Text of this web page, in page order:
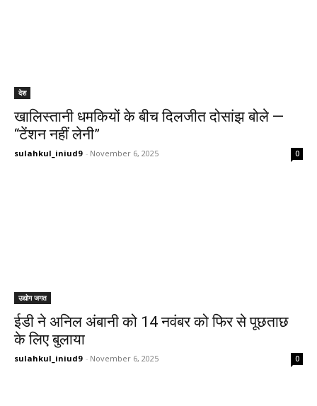
देश
खालिस्तानी धमकियों के बीच दिलजीत दोसांझ बोले —
“टेंशन नहीं लेनी”
sulahkul_iniud9 - November 6, 2025 0
उद्योग जगत
ईडी ने अनिल अंबानी को 14 नवंबर को फिर से पूछताछ
के लिए बुलाया
sulahkul_iniud9 - November 6, 2025 0